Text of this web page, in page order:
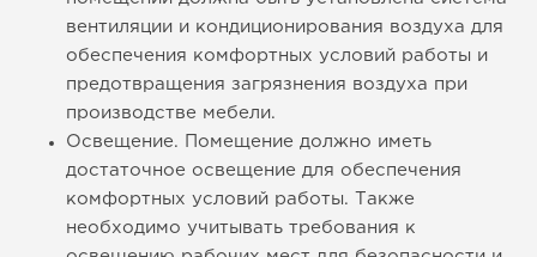
вентиляции и кондиционирования воздуха для
обеспечения комфортных условий работы и
предотвращения загрязнения воздуха при
производстве мебели.
Освещение. Помещение должно иметь
достаточное освещение для обеспечения
комфортных условий работы. Также
необходимо учитывать требования к